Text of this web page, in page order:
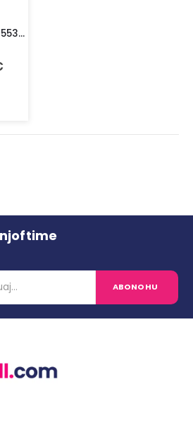
Ruter AVM Fritz!Box 5530 Fiber – WLAN Router with VoIP, Wi-Fi 6